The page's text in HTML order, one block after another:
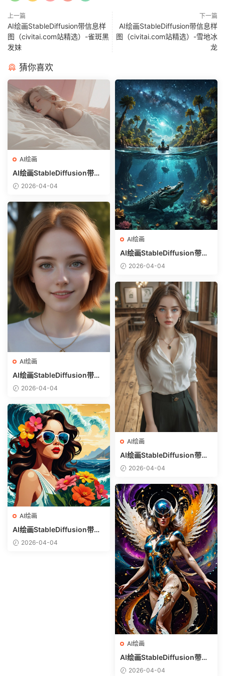
上一篇
AI绘画StableDiffusion带信息样
图（civitai.com站精选）-雀斑黑
发妹
下一篇
AI绘画StableDiffusion带信息样
图（civitai.com站精选）-雪地冰
龙
猜你喜欢
AI绘画
AI绘画StableDiffusion带信
息样图（civitai.com网站精
2026-04-04
AI绘画
AI绘画StableDiffusion带信
息样图（civitai.com网站精
2026-04-04
AI绘画
AI绘画StableDiffusion带信
息样图（civitai.com网站精
2026-04-04
AI绘画
AI绘画StableDiffusion带信
息样图（civitai.com网站精
2026-04-04
AI绘画
AI绘画StableDiffusion带信
息样图（civitai.com网站精
2026-04-04
AI绘画
AI绘画StableDiffusion带信
息样图（civitai.com网站精
2026-04-04